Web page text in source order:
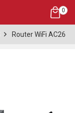
0
Router WiFi